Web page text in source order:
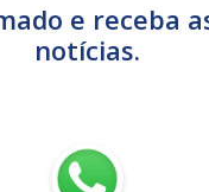
e receba
notícias.